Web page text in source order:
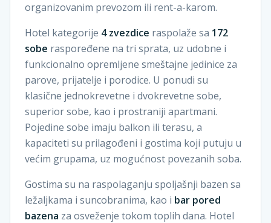
organizovanim prevozom ili rent-a-karom.
Hotel kategorije 4 zvezdice raspolaže sa 172
sobe raspoređene na tri sprata, uz udobne i
funkcionalno opremljene smeštajne jedinice za
parove, prijatelje i porodice. U ponudi su
klasične jednokrevetne i dvokrevetne sobe,
superior sobe, kao i prostraniji apartmani.
Pojedine sobe imaju balkon ili terasu, a
kapaciteti su prilagođeni i gostima koji putuju u
većim grupama, uz mogućnost povezanih soba.
Gostima su na raspolaganju spoljašnji bazen sa
ležaljkama i suncobranima, kao i bar pored
bazena za osveženje tokom toplih dana. Hotel